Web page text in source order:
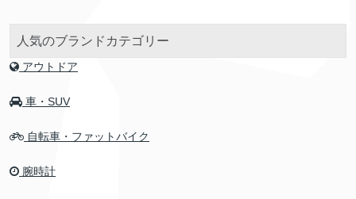
人気のブランドカテゴリー
アウトドア
車・SUV
自転車・ファットバイク
腕時計